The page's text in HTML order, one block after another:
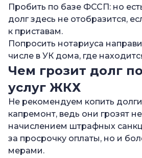
Пробить по базе ФССП: но
долг здесь не отобразится,
к приставам.
Попросить нотариуса
числе в УК дома, где
Чем грозит долг
услуг ЖКХ
Не рекомендуем копить
капремонт, ведь они грозят
начислением штрафных
за просрочку оплаты, но и
мерами.